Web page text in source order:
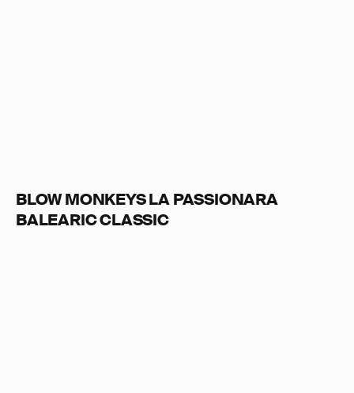
BLOW MONKEYS LA PASSIONARA
BALEARIC CLASSIC